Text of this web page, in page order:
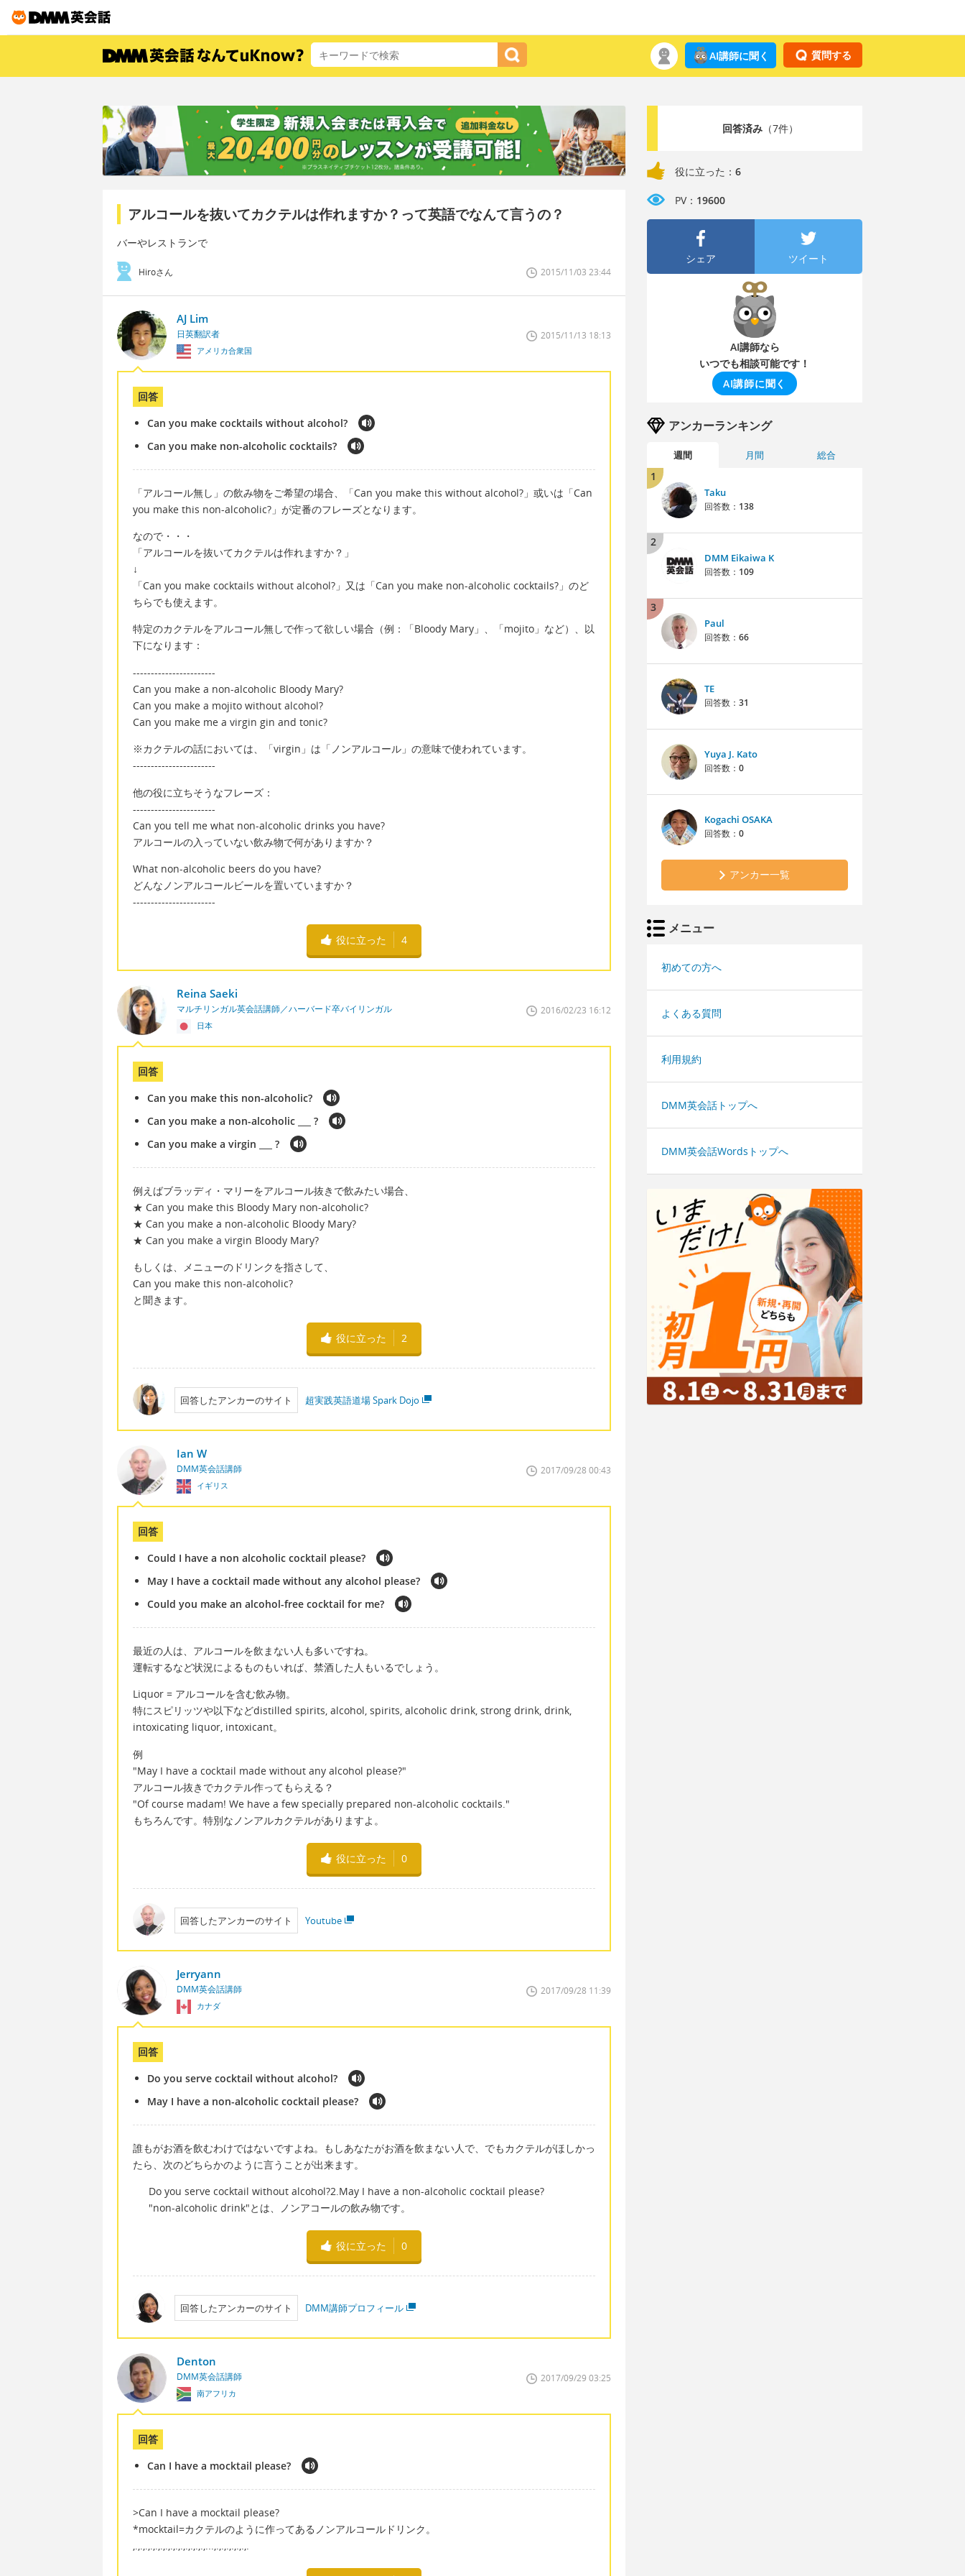
質問する
AI講師に聞く
アルコールを抜いてカクテルは作れますか？って英語でなんて言うの？
バーやレストランで
Hiroさん 2015/11/03 23:44
AJ Lim
日英翻訳者
アメリカ合衆国
2015/11/13 18:13
回答
Can you make cocktails without alcohol?
Can you make non-alcoholic cocktails?
「アルコール無し」の飲み物をご希望の場合、「Can you make this without alcohol?」或いは「Can
you make this non-alcoholic?」が定番のフレーズとなります。
なので・・・
「アルコールを抜いてカクテルは作れますか？」
↓
「Can you make cocktails without alcohol?」又は「Can you make non-alcoholic cocktails?」のど
ちらでも使えます。
特定のカクテルをアルコール無しで作って欲しい場合（例：「Bloody Mary」、「mojito」など）、以
下になります：
-----------------------
Can you make a non-alcoholic Bloody Mary?
Can you make a mojito without alcohol?
Can you make me a virgin gin and tonic?
※カクテルの話においては、「virgin」は「ノンアルコール」の意味で使われています。
-----------------------
他の役に立ちそうなフレーズ：
-----------------------
Can you tell me what non-alcoholic drinks you have?
アルコールの入っていない飲み物で何がありますか？
What non-alcoholic beers do you have?
どんなノンアルコールビールを置いていますか？
-----------------------
役に立った 4
Reina Saeki
マルチリンガル英会話講師／ハーバード卒バイリンガル
日本
2016/02/23 16:12
回答
Can you make this non-alcoholic?
Can you make a non-alcoholic ___ ?
Can you make a virgin ___ ?
例えばブラッディ・マリーをアルコール抜きで飲みたい場合、
★ Can you make this Bloody Mary non-alcoholic?
★ Can you make a non-alcoholic Bloody Mary?
★ Can you make a virgin Bloody Mary?
もしくは、メニューのドリンクを指さして、
Can you make this non-alcoholic?
と聞きます。
役に立った 2
回答したアンカーのサイト 超実践英語道場 Spark Dojo
Ian W
DMM英会話講師
イギリス
2017/09/28 00:43
回答
Could I have a non alcoholic cocktail please?
May I have a cocktail made without any alcohol please?
Could you make an alcohol-free cocktail for me?
最近の人は、アルコールを飲まない人も多いですね。
運転するなど状況によるものもいれば、禁酒した人もいるでしょう。
Liquor = アルコールを含む飲み物。
特にスピリッツや以下などdistilled spirits, alcohol, spirits, alcoholic drink, strong drink, drink,
intoxicating liquor, intoxicant。
例
"May I have a cocktail made without any alcohol please?"
アルコール抜きでカクテル作ってもらえる？
"Of course madam! We have a few specially prepared non-alcoholic cocktails."
もちろんです。特別なノンアルカクテルがありますよ。
役に立った 0
回答したアンカーのサイト Youtube
Jerryann
DMM英会話講師
カナダ
2017/09/28 11:39
回答
Do you serve cocktail without alcohol?
May I have a non-alcoholic cocktail please?
誰もがお酒を飲むわけではないですよね。もしあなたがお酒を飲まない人で、でもカクテルがほしかっ
たら、次のどちらかのように言うことが出来ます。
Do you serve cocktail without alcohol?2.May I have a non-alcoholic cocktail please?
"non-alcoholic drink"とは、ノンアコールの飲み物です。
役に立った 0
回答したアンカーのサイト DMM講師プロフィール
Denton
DMM英会話講師
南アフリカ
2017/09/29 03:25
回答
Can I have a mocktail please?
>Can I have a mocktail please?
*mocktail=カクテルのように作ってあるノンアルコールドリンク。
回答済み（7件）
役に立った： 6
PV： 19600
シェア ツイート
AI講師なら
いつでも相談可能です！
AI講師に聞く
アンカーランキング
週間 月間 総合
1
Taku
回答数： 138
2
DMM Eikaiwa K
回答数： 109
3
Paul
回答数： 66
TE
回答数： 31
Yuya J. Kato
回答数： 0
Kogachi OSAKA
回答数： 0
アンカー一覧
メニュー
初めての方へ
よくある質問
利用規約
DMM英会話トップへ
DMM英会話Wordsトップへ